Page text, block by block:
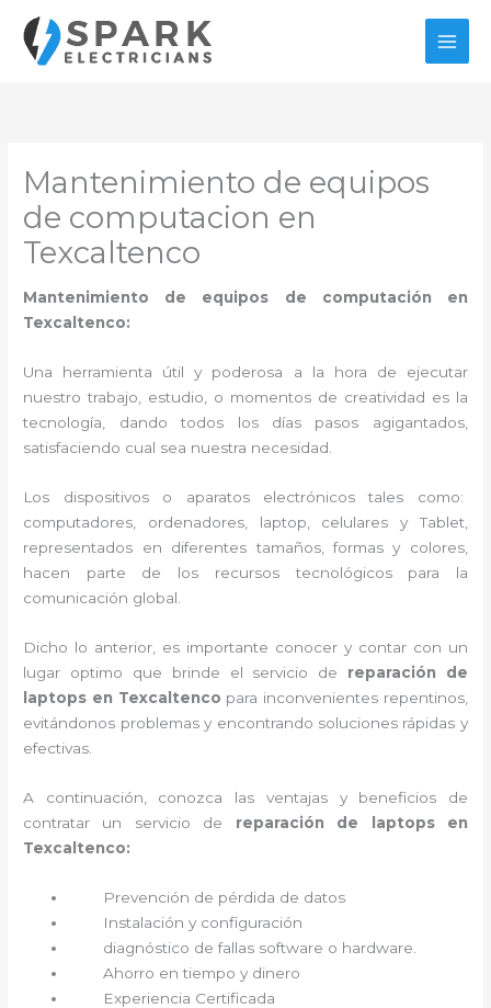
contenido
Mantenimiento de equipos
de computacion en
Texcaltenco
Mantenimiento de equipos de computación en
Texcaltenco:
Una herramienta útil y poderosa a la hora de ejecutar
nuestro trabajo, estudio, o momentos de creatividad es la
tecnología, dando todos los días pasos agigantados,
satisfaciendo cual sea nuestra necesidad.
Los dispositivos o aparatos electrónicos tales como:
computadores, ordenadores, laptop, celulares y Tablet,
representados en diferentes tamaños, formas y colores,
hacen parte de los recursos tecnológicos para la
comunicación global.
Dicho lo anterior, es importante conocer y contar con un
lugar optimo que brinde el servicio de reparación de
laptops en Texcaltenco para inconvenientes repentinos,
evitándonos problemas y encontrando soluciones rápidas y
efectivas.
A continuación, conozca las ventajas y beneficios de
contratar un servicio de reparación de laptops en
Texcaltenco:
Prevención de pérdida de datos
Instalación y configuración
diagnóstico de fallas software o hardware
Ahorro en tiempo y dinero
Experiencia Certificada